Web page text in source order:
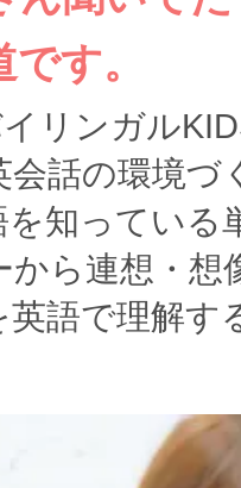
す。
リンガル
会話の環境づ
知っている
ら連想・想
英語で理解す